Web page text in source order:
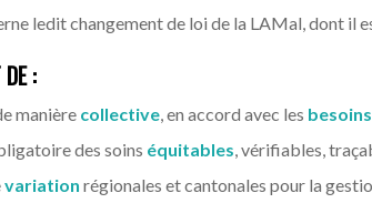
ledit changement de loi de la LAMal, dont il
:
manière collective, en accord avec les besoins
des soins équitables, vérifiables,
variation régionales et cantonales pour la